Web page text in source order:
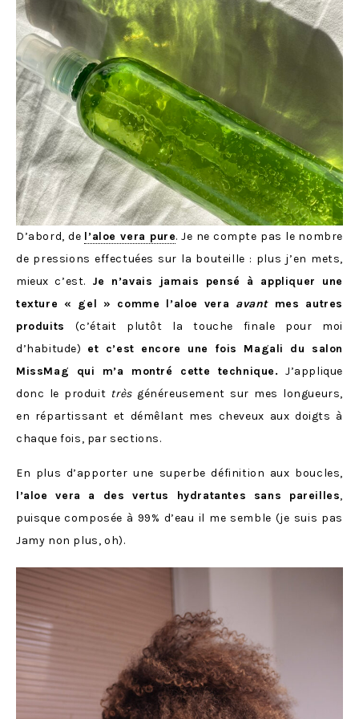
D’abord, de l’aloe vera pure. Je ne compte pas le nombre
de pressions effectuées sur la bouteille : plus j’en mets,
mieux c’est. Je n’avais jamais pensé à appliquer une
texture « gel » comme l’aloe vera avantmes autres
produits
(c’était plutôt la touche finale pour moi
d’habitude) et c’est encore une fois Magali du salon
MissMag qui m’a montré cette technique. J’applique
donc le produit trèsgénéreusement sur mes longueurs,
en répartissant et démêlant mes cheveux aux doigts à
chaque fois, par sections.
En plus d’apporter une superbe définition aux boucles,
l’aloe vera a des vertus hydratantes sans pareilles,
puisque composée à 99% d’eau il me semble (je suis pas
Jamy non plus, oh).